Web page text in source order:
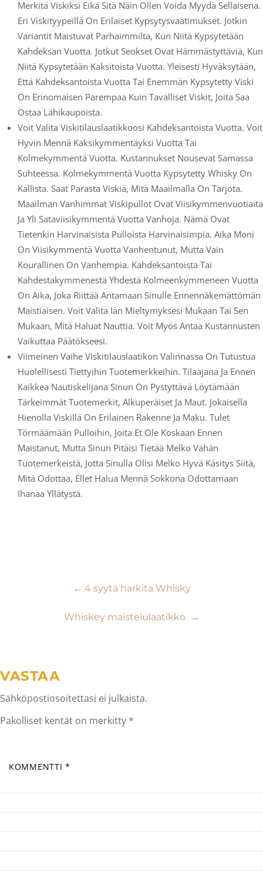
Merkitä Viskiksi Eikä Sitä Näin Ollen Voida Myydä Sellaisena.
Eri Viskityypeillä On Erilaiset Kypsytysvaatimukset. Jotkin
Variantit Maistuvat Parhaimmilta, Kun Niitä Kypsytetään
Kahdeksan Vuotta. Jotkut Seokset Ovat Hämmästyttäviä, Kun
Niitä Kypsytetään Kaksitoista Vuotta. Yleisesti Hyväksytään,
Että Kahdeksantoista Vuotta Tai Enemmän Kypsytetty Viski
On Erinomaisen Parempaa Kuin Tavalliset Viskit, Joita Saa
Ostaa Lähikaupoista.
Voit Valita Viskitilauslaatikkoosi Kahdeksantoista Vuotta. Voit
Hyvin Mennä Kaksikymmentäyksi Vuotta Tai
Kolmekymmentä Vuotta. Kustannukset Nousevat Samassa
Suhteessa. Kolmekymmentä Vuotta Kypsytetty Whisky On
Kallista. Saat Parasta Viskiä, Mitä Maailmalla On Tarjota.
Maailman Vanhimmat Viskipullot Ovat Viisikymmenvuotiaita
Ja Yli Sataviisikymmentä Vuotta Vanhoja. Nämä Ovat
Tietenkin Harvinaisista Pulloista Harvinaisimpia. Aika Moni
On Viisikymmentä Vuotta Vanhentunut, Mutta Vain
Kourallinen On Vanhempia. Kahdeksantoista Tai
Kahdestakymmenestä Yhdestä Kolmeenkymmeneen Vuotta
On Aika, Joka Riittää Antamaan Sinulle Ennennäkemättömän
Maistiaisen. Voit Valita Iän Mieltymyksesi Mukaan Tai Sen
Mukaan, Mitä Haluat Nauttia. Voit Myös Antaa Kustannusten
Vaikuttaa Päätökseesi.
Viimeinen Vaihe Viskitilauslaatikon Valinnassa On Tutustua
Huolellisesti Tiettyihin Tuotemerkkeihin. Tilaajana Ja Ennen
Kaikkea Nautiskelijana Sinun On Pystyttävä Löytämään
Tärkeimmät Tuotemerkit, Alkuperäiset Ja Maut. Jokaisella
Hienolla Viskillä On Erilainen Rakenne Ja Maku. Tulet
Törmäämään Pulloihin, Joita Et Ole Koskaan Ennen
Maistanut, Mutta Sinun Pitäisi Tietää Melko Vähän
Tuotemerkeistä, Jotta Sinulla Olisi Melko Hyvä Käsitys Siitä,
Mitä Odottaa, Ellet Halua Mennä Sokkona Odottamaan
Ihanaa Yllätystä.
Artikkelien
← 4 syytä harkita Whisky
Whiskey maistelulaatikko →
VASTAA
Sähköpostiosoitettasi ei julkaista.
Pakolliset kentät on merkitty *
KOMMENTTI *